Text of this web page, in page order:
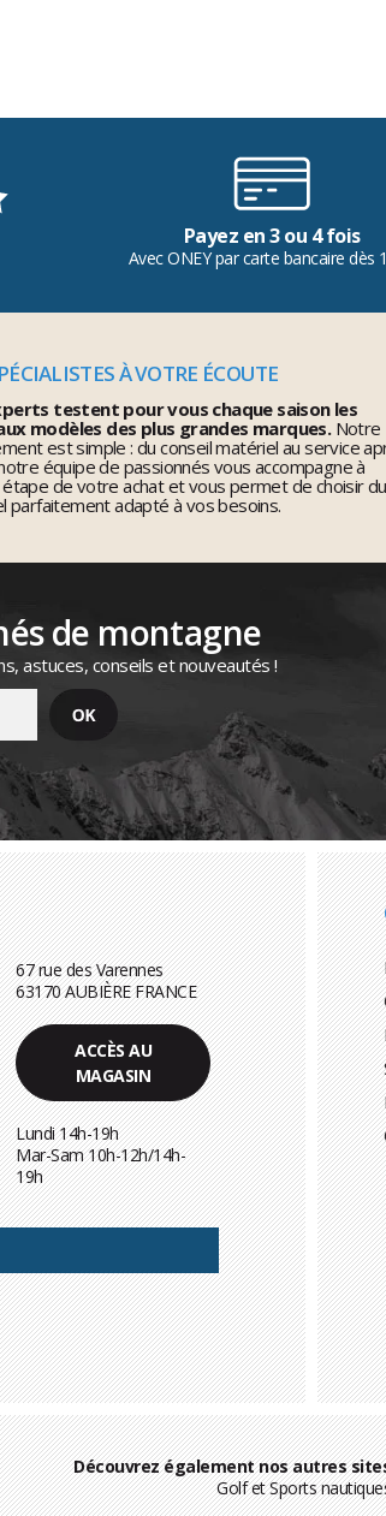
Payez en 3 ou 4 fois
Avec ONEY par carte bancaire dès
À VOTRE ÉCOUTE
testent pour vous chaque saison les
modèles des plus grandes marques.Notre
est simple : du conseil matériel au service
équipe de passionnés vous accompagne à
étape de votre achat et vous permet de choisir du
parfaitement adapté à vos besoins.
de montagne
astuces, conseils et nouveautés !
67 rue des Varennes
63170 AUBIÈRE FRANCE
ACCÈS AU
MAGASIN
Lundi 14h-19h
Mar-Sam 10h-12h/14h-
19h
Découvrez également nos autres
Golf et Sports